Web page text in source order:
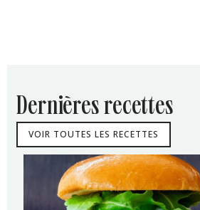
dernières recettes
VOIR TOUTES LES RECETTES